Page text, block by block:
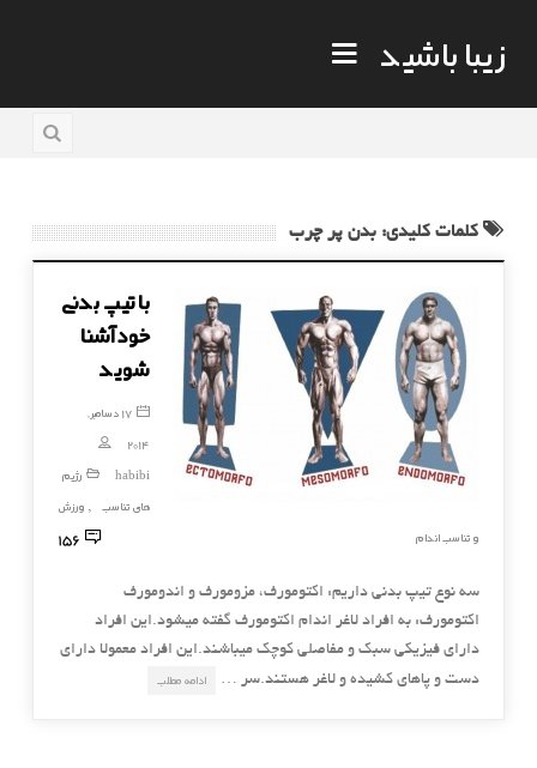
زیبا باشید
کلمات کلیدی: بدن پر چرب
با تیپ بدنی
خود آشنا
شوید
17 دسامبر,
2014
habibi
رژیم
های تناسب
, ورزش
و تناسب اندام
156
سه نوع تیپ بدنی داریم: اکتومورف، مزومورف و اندومورف
اکتومورف: به افراد لاغر اندام اکتومورف گفته میشود.این افراد
دارای فیزیکی‌ سبک و مفاصلی کوچک میباشند.این افراد معمولا دارای
دست و پاهای کشیده و لاغر هستند.سر …
ادامه مطلب